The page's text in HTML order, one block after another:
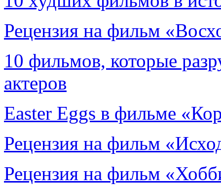
Рецензия на фильм
10 фильмов, которые
актеров
Easter Eggs в фильме
Рецензия на фильм
Рецензия на фильм